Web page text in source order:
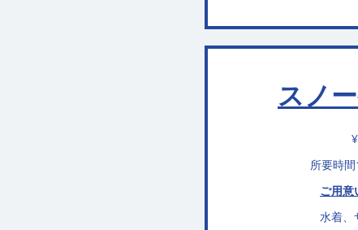
スノ
所要時
ご用意
水着、